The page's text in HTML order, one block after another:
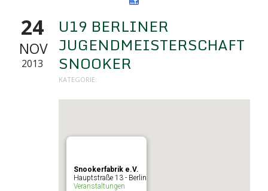
24
NOV
2013
U19 BERLINER
JUGENDMEISTERSCHAFT
SNOOKER
KATEGORIE:
Snookerfabrik e.V.
Hauptstraße 13 - Berlin
Veranstaltungen